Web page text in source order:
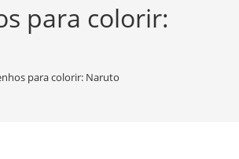
para colorir:
para colorir: Naruto